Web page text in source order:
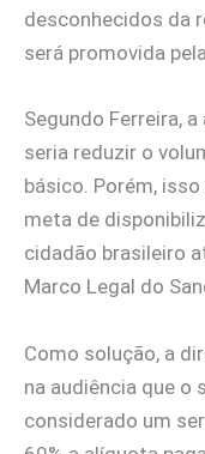
desconhecidos da
será promovida
Segundo Ferreira,
seria reduzir o
básico. Porém,
meta de
cidadão brasileiro
Marco Legal do
Como solução, a
na audiência que o
considerado um